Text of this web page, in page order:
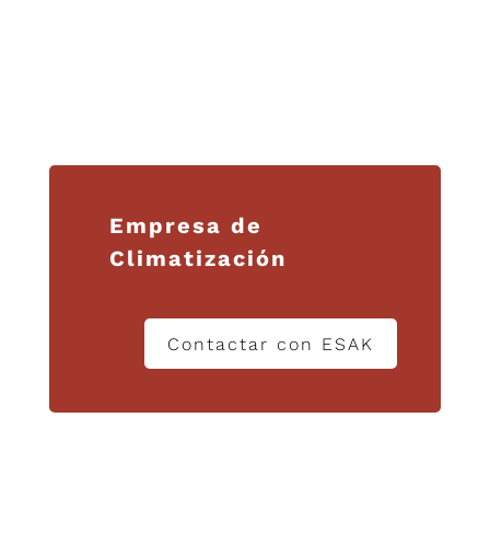
Empresa de
Climatización
Contactar con ESAK